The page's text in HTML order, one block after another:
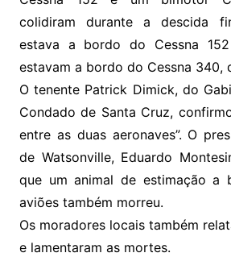
colidiram durante a descida
estava a bordo do Cessna
estavam a bordo do Cessna 340,
O tenente Patrick Dimick, do
Condado de Santa Cruz,
entre as duas aeronaves”. O
de Watsonville, Eduardo
que um animal de estimação a
aviões também morreu.
Os moradores locais também
e lamentaram as mortes.